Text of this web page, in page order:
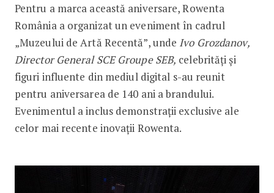
Pentru a marca această aniversare, Rowenta
România a organizat un eveniment în cadrul
„Muzeului de Artă Recentă”, unde Ivo Grozdanov,
Director General SCEGroupe SEB, celebrități și
figuri influente din mediul digital s-au reunit
pentru aniversarea de 140 ani a brandului.
Evenimentul a inclus demonstrații exclusive ale
celor mai recente inovații Rowenta.